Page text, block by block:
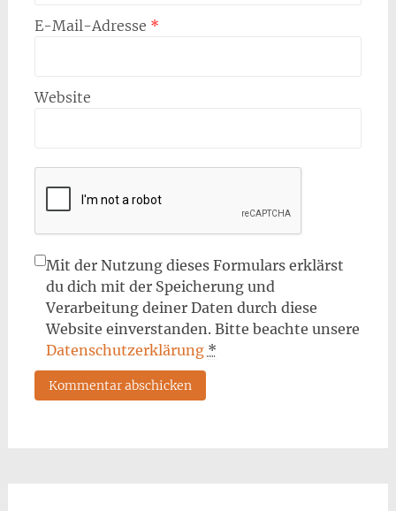
E-Mail-Adresse *
Website
Mit der Nutzung dieses Formulars erklärst
du dich mit der Speicherung und
Verarbeitung deiner Daten durch diese
Website einverstanden. Bitte beachte unsere
Datenschutzerklärung *